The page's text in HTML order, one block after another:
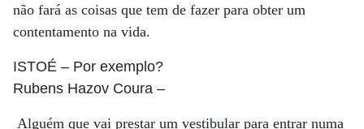
não fará as coisas que tem de fazer para obter um
contentamento na vida.
ISTOÉ – Por exemplo?
Rubens Hazov Coura –
Alguém que vai prestar um vestibular para entrar numa